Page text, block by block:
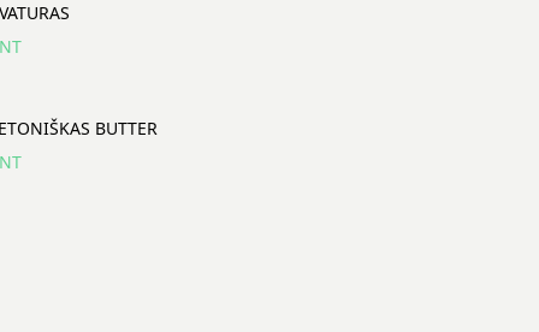
BUTTER